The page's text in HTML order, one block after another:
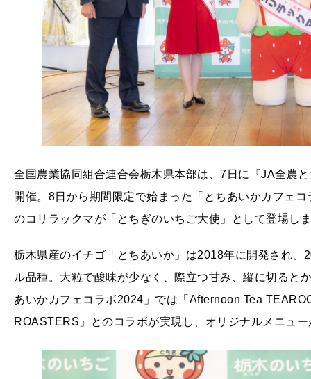
全国農業協同組合連合会栃木県本部は、7日に『JA全農
開催。8日から期間限定で始まった「とちあいかカフェ
のコリラックマが「とちぎのいちご大使」として登場し
栃木県産のイチゴ「とちあいか」は2018年に開発され
ル品種。大粒で酸味が少なく、際立つ甘み、縦に切ると
あいかカフェコラボ2024」では「Afternoon Tea
ROASTERS」とのコラボが実現し、オリジナルメニュ